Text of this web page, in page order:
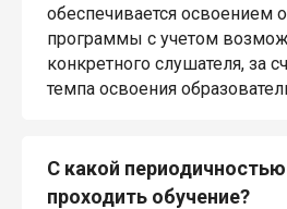
обеспечивается освоением
программы с учетом
конкретного слушателя, за
темпа освоения
С какой
проходить обучение?